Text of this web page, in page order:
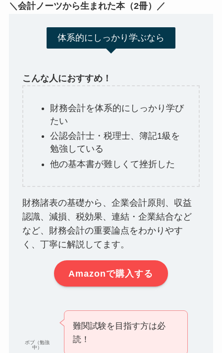
＼会計ノーツから生まれた本（2冊）／
体系的にしっかり学ぶなら
こんな人におすすめ！
財務会計を体系的にしっかり学び
たい
公認会計士・税理士、簿記1級を
勉強している
他の基本書が難しくて挫折した
財務諸表の基礎から、企業会計原則、収益
認識、減損、税効果、連結・企業結合など
など、財務会計の重要論点をわかりやす
く、丁寧に解説してます。
Amazonで購入する
ボブ（勉強
中）
難関試験を目指す方は必
読！